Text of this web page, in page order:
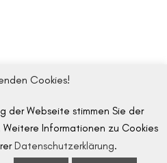
2020-2025
♥ in Germany
Cookies!
der Webseite stimmen Sie der
Informationen zu Cookies
Datenschutzerklärung.